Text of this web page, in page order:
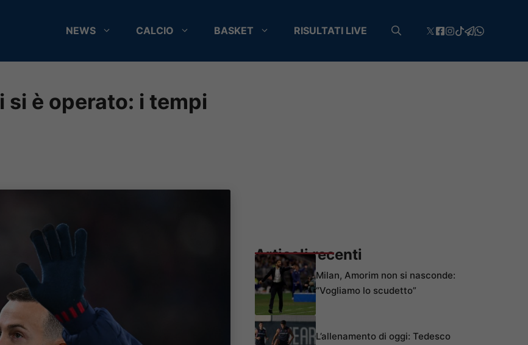
NEWS CALCIO BASKET RISULTATI LIVE
si è operato: i tempi
Articoli recenti
Milan, Amorim non si nasconde:
“Vogliamo lo scudetto”
L’allenamento di oggi: Tedesco